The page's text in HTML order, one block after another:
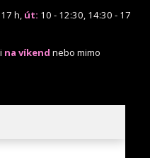
h, út: 10 - 12:30, 14:30 - 17
na víkend nebo mimo